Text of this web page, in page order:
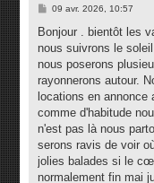
M
s
a
g
09 avr. 2026, 10:57
Bonjour . bientôt les
nous suivrons le
nous poserons
rayonnerons autour.
locations en
comme d'habitude
n'est pas là nous
serons ravis de voir
jolies balades si le
normalement fin mai